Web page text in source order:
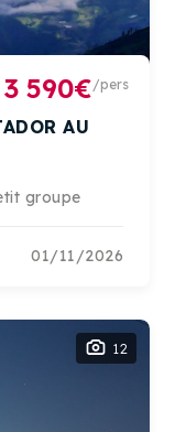
3 590€/pers
AU
groupe
01/11/2026
12